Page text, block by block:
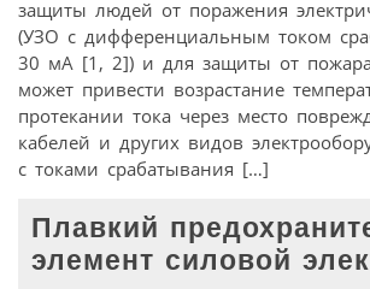
защиты людей от поражения
(УЗО с дифференциальным током
30 мА [1, 2]) и для защиты от
может привести возрастание
протекании тока через место
кабелей и других видов
с токами срабатывания […]
Плавкий
элемент силовой